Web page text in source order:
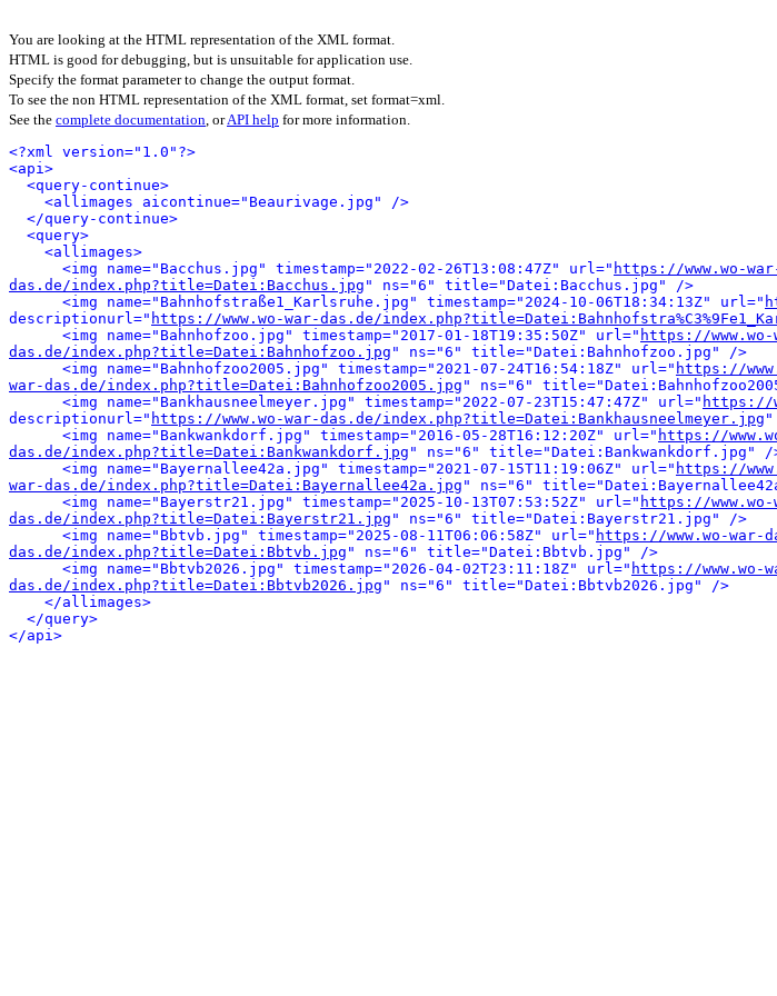
You are looking at the HTML representation of the XML format.
HTML is good for debugging, but is unsuitable for application use.
Specify the format parameter to change the output format.
To see the non HTML representation of the XML format, set format=xml.
See the complete documentation, orAPI help for more information.
<?xml version="1.0"?>
<api>
<query-continue>
<allimages aicontinue="Beaurivage.jpg" />
</query-continue>
<query>
<allimages>
<img name="Bacchus.jpg" timestamp="2022-02-26T13:08:47Z" url=" https://www.wo-
das.de/index.php?title=Datei:Bacchus.jpg " ns="6" title="Datei:Bacchus.jpg" />
<img name="Bahnhofstraße1_Karlsruhe.jpg" timestamp="2024-10-06T18:34:13Z" url="
descriptionurl=" https://www.wo-war-das.de/
<img name="Bahnhofzoo.jpg" timestamp="2017-01-18T19:35:50Z" url=" https://
das.de/index.php?title=Datei:Bahnhofzoo.jpg " ns="6" title="Datei:Bahnhofzoo.jpg" />
<img name="Bahnhofzoo2005.jpg" timestamp="2021-07-24T16:54:18Z" url=" https://
war-das.de/index.php?title=Datei:Bahnhofzoo2005.jpg " ns="6"
<img name="Bankhausneelmeyer.jpg" timestamp="2022-07-23T15:47:47Z" url=" https://
descriptionurl=" https://www.wo-war-das.de/index.php?title=Datei:Bankhausneelmeyer.jpg "
<img name="Bankwankdorf.jpg" timestamp="2016-05-28T16:12:20Z" url=" https://
das.de/index.php?title=Datei:Bankwankdorf.jpg " ns="6" title="Datei:Bankwankdorf.jpg" /
<img name="Bayernallee42a.jpg" timestamp="2021-07-15T11:19:06Z" url=" https://
war-das.de/index.php?title=Datei:Bayernallee42a.jpg " ns="6"
<img name="Bayerstr21.jpg" timestamp="2025-10-13T07:53:52Z" url=" https://
das.de/index.php?title=Datei:Bayerstr21.jpg " ns="6" title="Datei:Bayerstr21.jpg" />
<img name="Bbtvb.jpg" timestamp="2025-08-11T06:06:58Z" url=" https://www.wo-war-
das.de/index.php?title=Datei:Bbtvb.jpg " ns="6" title="Datei:Bbtvb.jpg" />
<img name="Bbtvb2026.jpg" timestamp="2026-04-02T23:11:18Z" url=" https://www.wo-
das.de/index.php?title=Datei:Bbtvb2026.jpg " ns="6" title="Datei:Bbtvb2026.jpg" />
</allimages>
</query>
</api>